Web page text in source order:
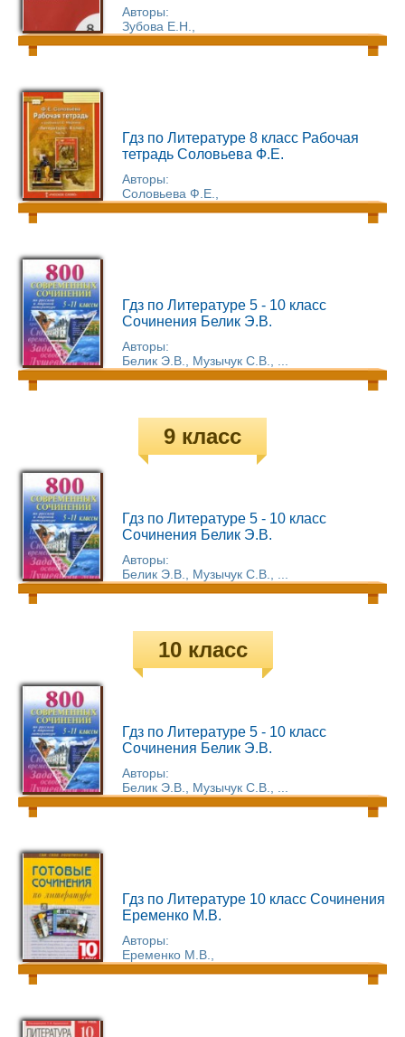
Авторы:
Зубова Е.Н.,
Гдз по Литературе 8 класс Рабочая
тетрадь Соловьева Ф.Е.
Авторы:
Соловьева Ф.Е.,
Гдз по Литературе 5 - 10 класс
Сочинения Белик Э.В.
Авторы:
Белик Э.В., Музычук С.В., ...
9 класс
Гдз по Литературе 5 - 10 класс
Сочинения Белик Э.В.
Авторы:
Белик Э.В., Музычук С.В., ...
10 класс
Гдз по Литературе 5 - 10 класс
Сочинения Белик Э.В.
Авторы:
Белик Э.В., Музычук С.В., ...
Гдз по Литературе 10 класс Сочинения
Еременко М.В.
Авторы:
Еременко М.В.,